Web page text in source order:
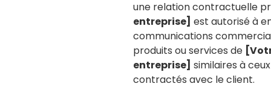
une relation contractuelle
entreprise] est autorisé à
communications
produits ou services de
entreprise] similaires à
contractés avec le client.